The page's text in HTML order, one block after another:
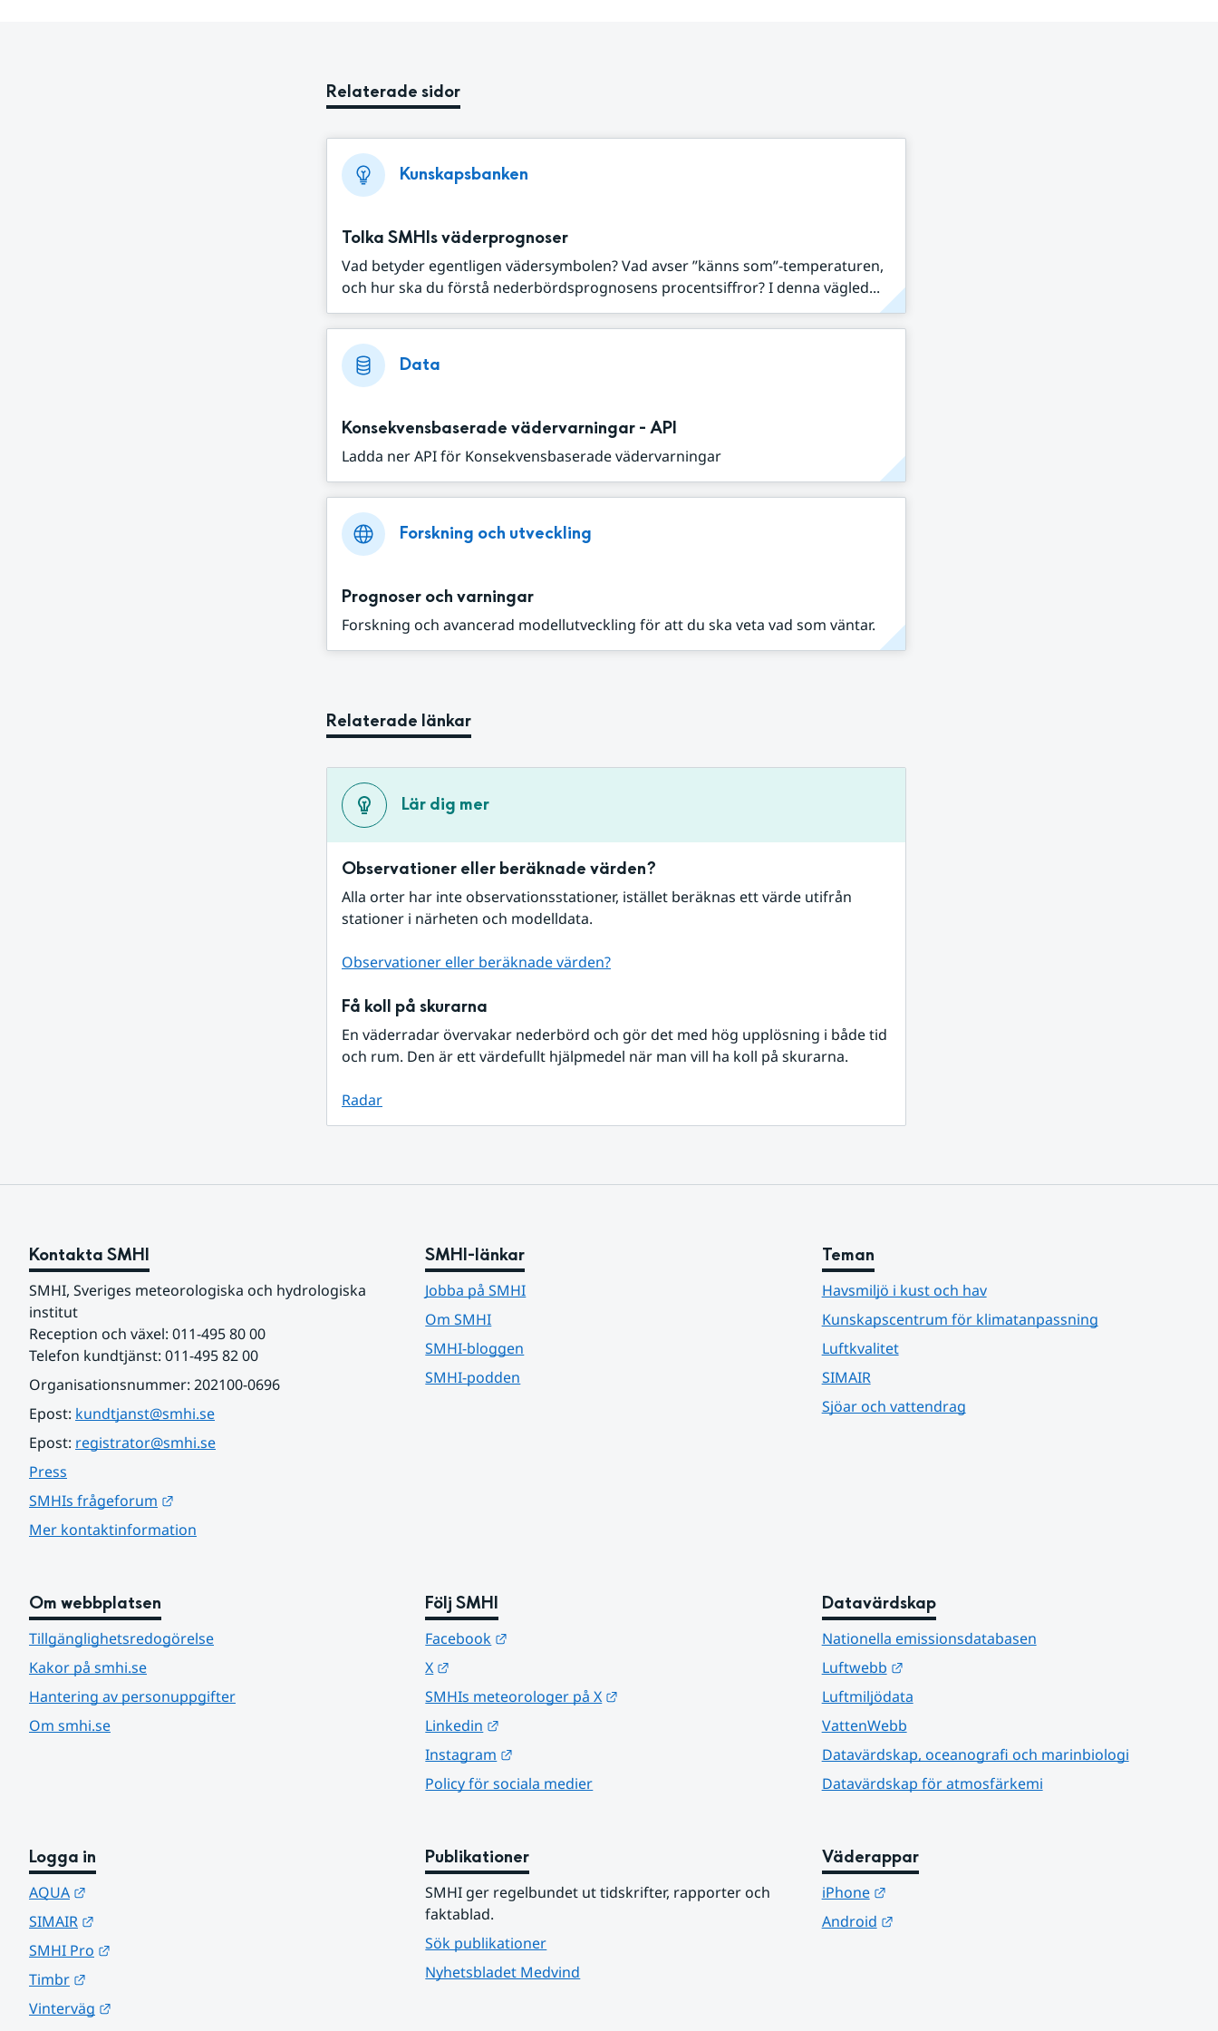
Relaterade sidor
Kunskapsbanken
Tolka SMHIs väderprognoser
Vad betyder egentligen vädersymbolen? Vad avser ”känns som”-temperaturen,
och hur ska du förstå nederbördsprognosens procentsiffror? I denna vägled...
Data
Konsekvensbaserade vädervarningar - API
Ladda ner API för Konsekvensbaserade vädervarningar
Forskning och utveckling
Prognoser och varningar
Forskning och avancerad modellutveckling för att du ska veta vad som väntar.
Relaterade länkar
Lär dig mer
Observationer eller beräknade värden?
Alla orter har inte observationsstationer, istället beräknas ett värde utifrån
stationer i närheten och modelldata.
Observationer eller beräknade värden?
Få koll på skurarna
En väderradar övervakar nederbörd och gör det med hög upplösning i både tid
och rum. Den är ett värdefullt hjälpmedel när man vill ha koll på skurarna.
Radar
Kontakta SMHI
SMHI, Sveriges meteorologiska och hydrologiska
institut
Reception och växel: 011-495 80 00
Telefon kundtjänst: 011-495 82 00
Organisationsnummer: 202100-0696
Epost: kundtjanst@smhi.se
Epost: registrator@smhi.se
Press
SMHIs frågeforum
Mer kontaktinformation
SMHI-länkar
Jobba på SMHI
Om SMHI
SMHI-bloggen
SMHI-podden
Teman
Havsmiljö i kust och hav
Kunskapscentrum för klimatanpassning
Luftkvalitet
SIMAIR
Sjöar och vattendrag
Om webbplatsen
Tillgänglighetsredogörelse
Kakor på smhi.se
Hantering av personuppgifter
Om smhi.se
Följ SMHI
Facebook
X
SMHIs meteorologer på X
Linkedin
Instagram
Policy för sociala medier
Datavärdskap
Nationella emissionsdatabasen
Luftwebb
Länk till annan webbplats.
Luftmiljödata
VattenWebb
Datavärdskap, oceanografi och marinbiologi
Datavärdskap för atmosfärkemi
Logga in
AQUA
SIMAIR
SMHI Pro
Timbr
Vinterväg
Publikationer
SMHI ger regelbundet ut tidskrifter, rapporter och
faktablad.
Sök publikationer
Nyhetsbladet Medvind
Väderappar
iPhone
Länk till annan webbplats.
Android
Länk till annan webbplats.